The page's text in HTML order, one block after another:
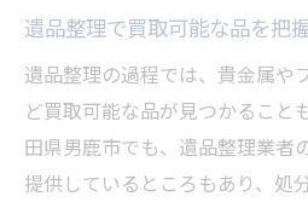
遺品整理で買取可能な品を把
遺品整理の過程では、貴金属や
ど買取可能な品が見つかること
田県男鹿市でも、遺品整理業者
提供しているところもあり、処